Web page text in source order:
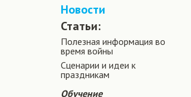
Новости
Статьи:
Полезная информация во
время войны
Сценарии и идеи к
праздникам
Обучение